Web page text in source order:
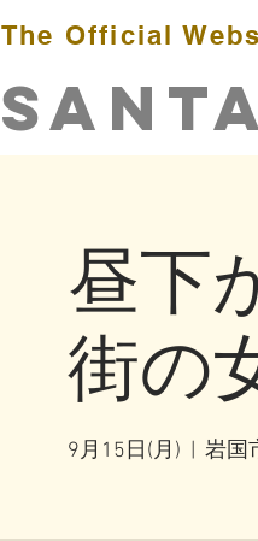
The Official
昼下
街の
9月15日(月) 岩国